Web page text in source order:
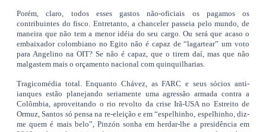
Porém, claro, todos esses gastos não-oficiais os pagamos os
contribuintes do fisco. Entretanto, a chanceler passeia pelo mundo, de
maneira que não tem a menor idéia do seu cargo. Ou será que acaso o
embaixador colombiano no Egito não é capaz de “lagartear” um voto
para Angelino na OIT? Se não é capaz, que o tirem daí, mas que não
malgastem mais o orçamento nacional com quinquilharias.
Tragicomédia total. Enquanto Chávez, as FARC e seus sócios anti-
ianques estão planejando seriamente uma agressão armada contra a
Colômbia, aproveitando o rio revolto da crise Irã-USA no Estreito de
Ormuz, Santos só pensa na re-eleição e em “espelhinho, espelhinho, diz-
me quem é mais belo”, Pinzón sonha em herdar-lhe a presidência em